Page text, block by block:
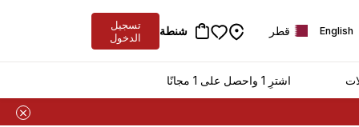
English قطر شنطة
تسجيل
الدخول
اشترِ 1 واحصل على 1 مجانًا